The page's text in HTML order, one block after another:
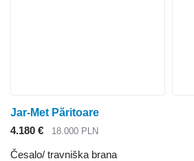
Jar-Met Păritoare
4.180 €
18.000 PLN
Česalo/ travniška brana